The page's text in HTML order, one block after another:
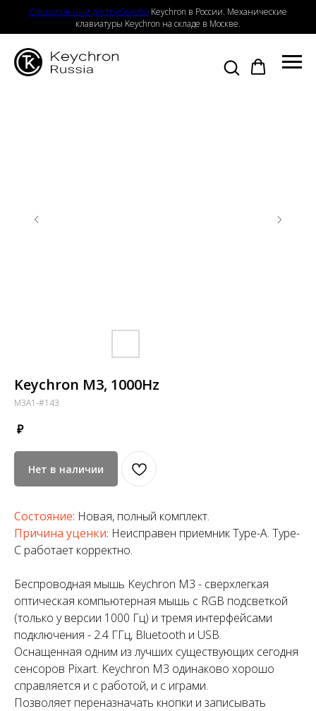
Официальный дистрибьютор Keychron в России. Механические
клавиатуры Keychron на складе в Москве.
Keychron M3, 1000Hz
M3A1-#143
₽
Нет в наличии
Состояние: Новая, полный комплект.
Причина уценки: Неисправен приемник Type-A. Type-
C работает корректно.
Беспроводная мышь Keychron M3 - сверхлегкая
оптическая компьютерная мышь с RGB подсветкой
(только у версии 1000 Гц) и тремя интерфейсами
подключения - 2.4 ГГц, Bluetooth и USB.
Оснащенная одним из лучших существующих сегодня
сенсоров Pixart. Keychron M3 одинаково хорошо
справляется и с работой, и с играми.
Позволяет переназначать кнопки и записывать